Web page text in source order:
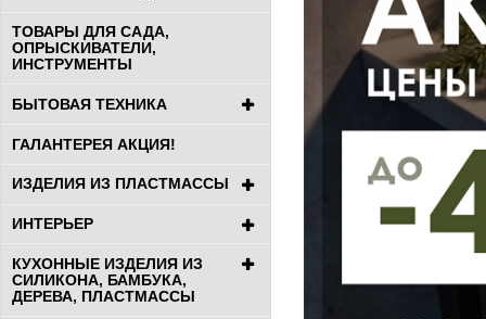
ТОВАРЫ ДЛЯ САДА,
ОПРЫСКИВАТЕЛИ,
ИНСТРУМЕНТЫ
БЫТОВАЯ ТЕХНИКА
ГАЛАНТЕРЕЯ АКЦИЯ!
ИЗДЕЛИЯ ИЗ ПЛАСТМАССЫ
ИНТЕРЬЕР
КУХОННЫЕ ИЗДЕЛИЯ ИЗ
СИЛИКОНА, БАМБУКА,
ДЕРЕВА, ПЛАСТМАССЫ